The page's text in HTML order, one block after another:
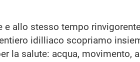
e allo stesso tempo
idilliaco scopriamo
la salute: acqua, movimento,